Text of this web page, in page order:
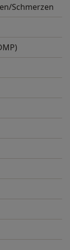
Schmerzen